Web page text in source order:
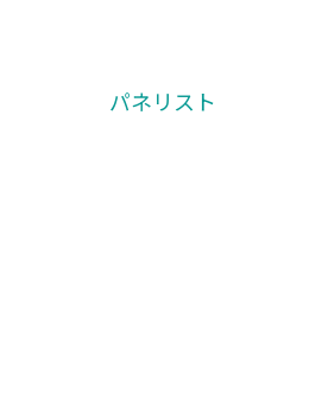
パネリスト